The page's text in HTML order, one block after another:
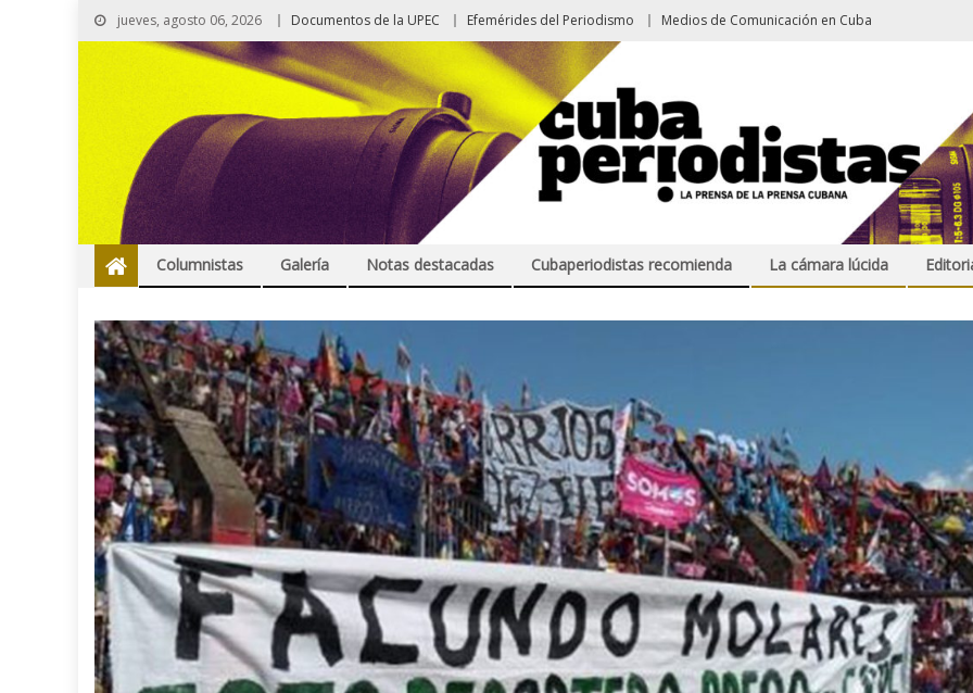
jueves, agosto 06, 2026 Documentos de la UPEC Efemérides del Periodismo Medios de Comunicación en Cuba
Columnistas Galería Notas destacadas Cubaperiodistas recomienda La cámara lúcida